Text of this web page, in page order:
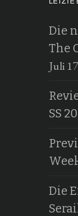
Die
The
Juli
SS
Die